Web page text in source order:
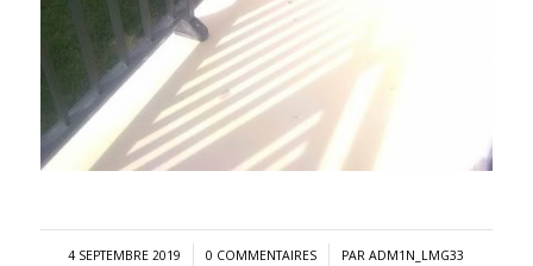
4 SEPTEMBRE 2019
/ 0 COMMENTAIRES
/ PARADM1N_LMG33